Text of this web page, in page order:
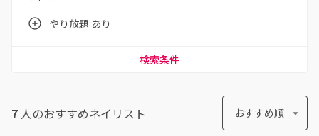
やり放題 あり
検索条件
7 人のおすすめネイリスト おすすめ順